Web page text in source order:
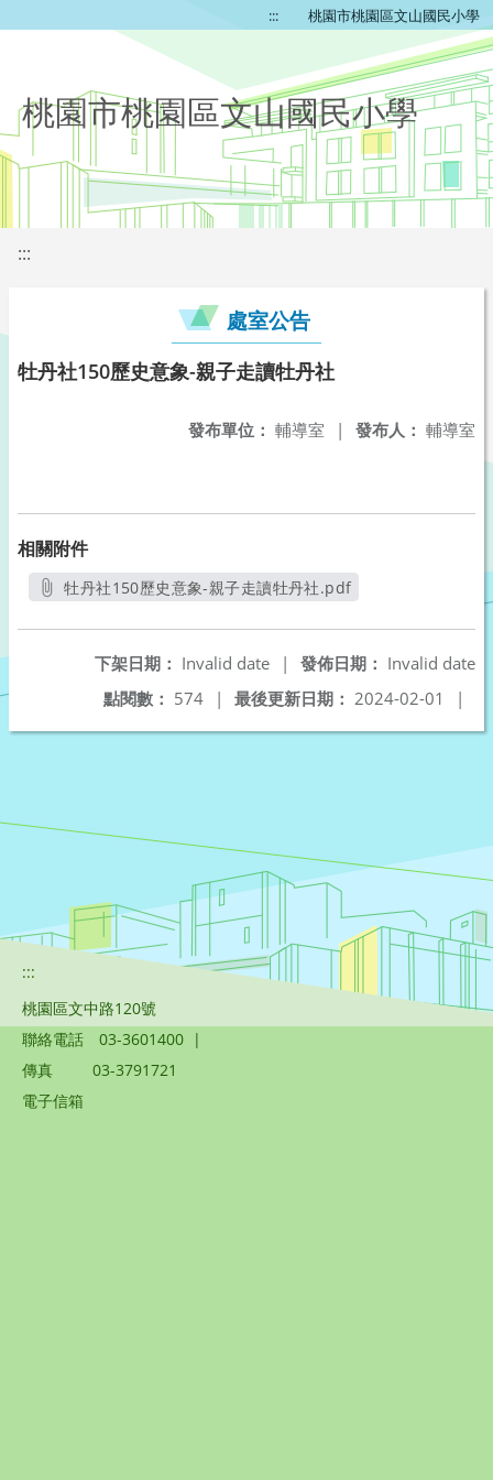
::: 桃園市桃園區文山國民小學
桃園市桃園區文山國民小學
:::
處室公告
牡丹社150歷史意象-親子走讀牡丹社
發布人： 輔導室
發布單位： 輔導室 |
相關附件
牡丹社150歷史意象-親子走讀牡丹社.pdf
發佈日期： Invalid date
下架日期： Invalid date
|
最後更新日期： 2024-02-01 |
點閱數： 574 |
:::
桃園區文中路120號
聯絡電話
03-3601400 |
傳真
03-3791721
電子信箱